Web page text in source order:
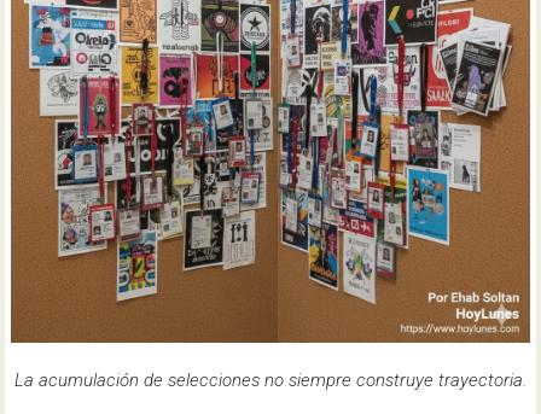
La acumulación de selecciones no siempre construye trayectoria.